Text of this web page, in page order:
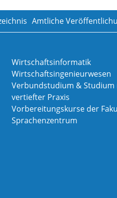
Amtliche
Wirtschaftsinformatik
Wirtschaftsingenieurwesen
Verbundstudium & Studium
vertiefter Praxis
Vorbereitungskurse der
Sprachenzentrum